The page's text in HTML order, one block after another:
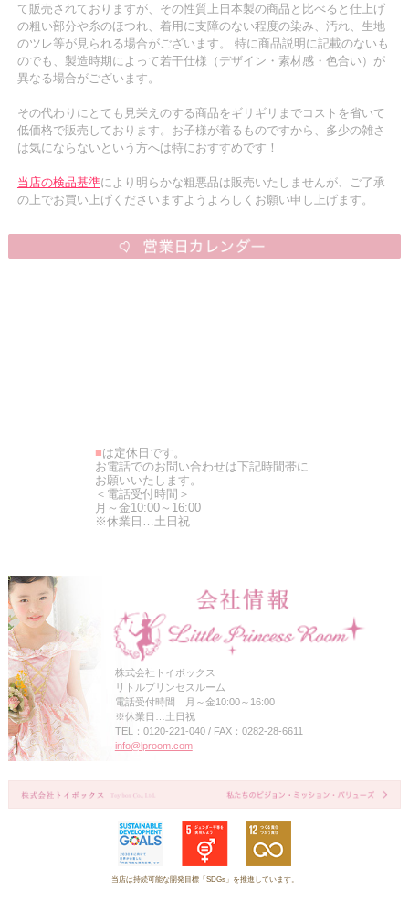
て販売されておりますが、その性質上日本製の商品と比べると仕上げ
の粗い部分や糸のほつれ、着用に支障のない程度の染み、汚れ、生地
のツレ等が見られる場合がございます。 特に商品説明に記載のないも
のでも、製造時期によって若干仕様（デザイン・素材感・色合い）が
異なる場合がございます。
その代わりにとても見栄えのする商品をギリギリまでコストを省いて
低価格で販売しております。お子様が着るものですから、多少の雑さ
は気にならないという方へは特におすすめです！
当店の検品基準により明らかな粗悪品は販売いたしませんが、ご了承
の上でお買い上げくださいますようよろしくお願い申し上げます。
■は定休日です。
お電話でのお問い合わせは下記時間帯に
お願いいたします。
＜電話受付時間＞
月～金10:00～16:00
※休業日…土日祝
株式会社トイボックス
リトルプリンセスルーム
電話受付時間 月～金10:00～16:00
※休業日…土日祝
TEL：0120-221-040 / FAX：0282-28-6611
info@lproom.com
当店は持続可能な開発目標「SDGs」を推進しています。